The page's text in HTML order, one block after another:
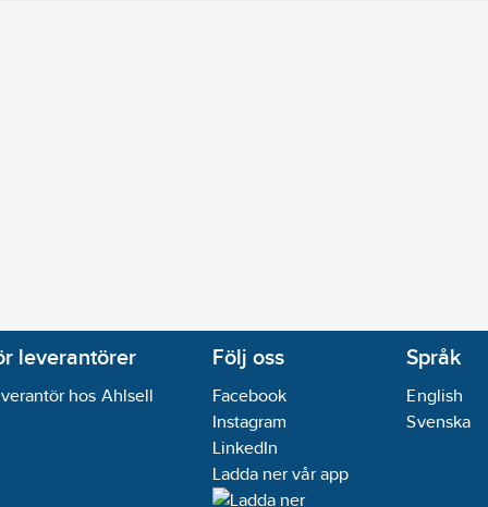
leverantörer
hos Ahlsell
Följ oss
Facebook
Instagram
LinkedIn
Ladda ner vår app
Språk
English
Svenska